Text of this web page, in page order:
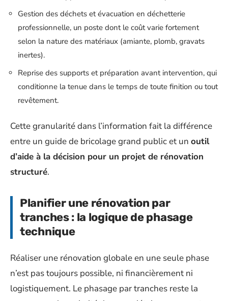
Gestion des déchets et évacuation en déchetterie
professionnelle, un poste dont le coût varie fortement
selon la nature des matériaux (amiante, plomb, gravats
inertes).
Reprise des supports et préparation avant intervention, qui
conditionne la tenue dans le temps de toute finition ou tout
revêtement.
Cette granularité dans l’information fait la différence
entre un guide de bricolage grand public et un outil
d’aide à la décision pour un projet de rénovation
structuré.
Planifier une rénovation par
tranches : la logique de phasage
technique
Réaliser une rénovation globale en une seule phase
n’est pas toujours possible, ni financièrement ni
logistiquement. Le phasage par tranches reste la